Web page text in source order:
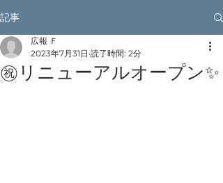
記事
㊗リニューアルオープン✨
広報 Ｆ
2023年7月31日 読了時間: 2分